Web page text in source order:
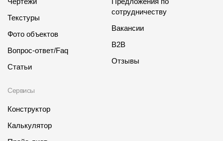
Текстуры
Фото объектов
Вопрос-ответ/Faq
Статьи
Сервисы
Конструктор
Калькулятор
сотрудничеству
Вакансии
B2B
Отзывы